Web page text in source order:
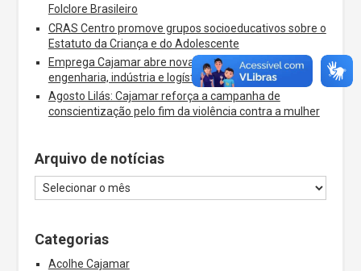
Folclore Brasileiro
CRAS Centro promove grupos socioeducativos sobre o
Estatuto da Criança e do Adolescente
Emprega Cajamar abre novas vagas nas áreas de
engenharia, indústria e logística
Agosto Lilás: Cajamar reforça a campanha de
conscientização pelo fim da violência contra a mulher
Arquivo de notícias
Categorias
Acolhe Cajamar